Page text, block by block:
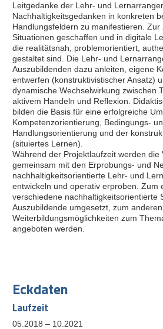
Leitgedanke der Lehr- und
Nachhaltigkeitsgedanken in konkreten
Handlungsfeldern zu manifestieren.
Situationen geschaffen und in digitale
die realitätsnah, problemorientiert,
gestaltet sind. Die Lehr- und
Auszubildenden dazu anleiten, eigene
entwerfen (konstruktivistischer Ansatz)
dynamische Wechselwirkung zwischen
aktivem Handeln und Reflexion.
bilden die Basis für eine erfolgreiche
Kompetenzorientierung, Bedingungs-
Handlungsorientierung und der
(situiertes Lernen).
Während der Projektlaufzeit werden die
gemeinsam mit den Erprobungs- und
nachhaltigkeitsorientierte Lehr- und
entwickeln und operativ erproben. Zum
verschiedene nachhaltigkeitsorientierte
Auszubildende umgesetzt, zum
Weiterbildungsmöglichkeiten zum
angeboten werden.
Eckdaten
Laufzeit
05.2018 – 10.2021